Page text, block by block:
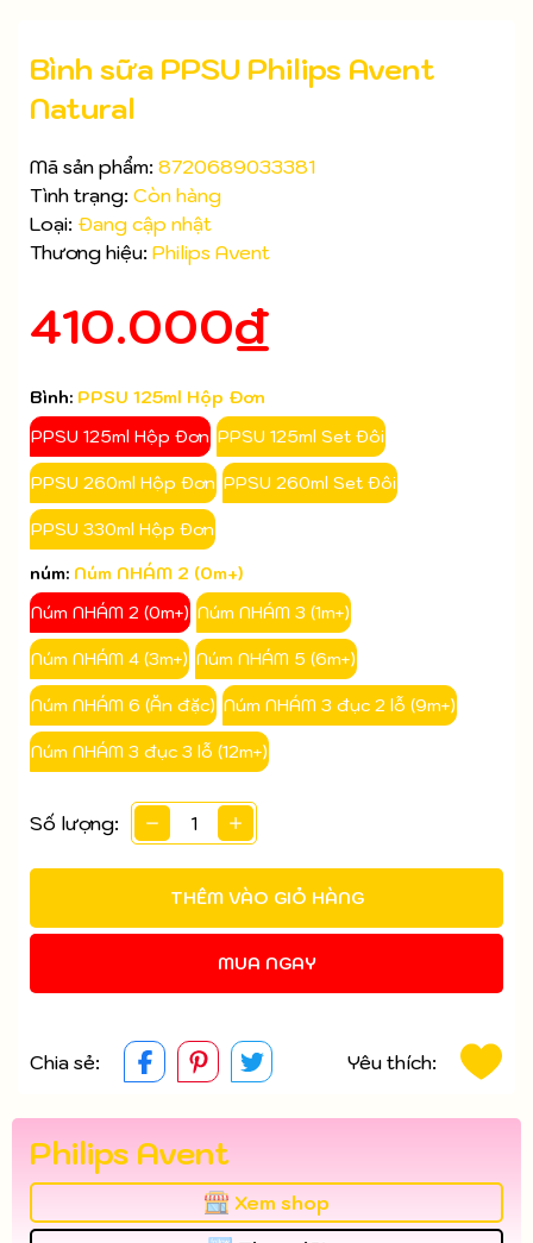
Bình sữa PPSU Philips Avent
Natural
Mã sản phẩm: 8720689033381
Tình trạng: Còn hàng
Loại: Đang cập nhật
Thương hiệu: Philips Avent
410.000₫
Bình: PPSU 125ml Hộp Đơn
PPSU 125ml Hộp Đơn PPSU 125ml Set Đôi
PPSU 260ml Hộp Đơn PPSU 260ml Set Đôi
PPSU 330ml Hộp Đơn
núm: Núm NHÁM 2 (0m+)
Núm NHÁM 2 (0m+) Núm NHÁM 3 (1m+)
Núm NHÁM 4 (3m+) Núm NHÁM 5 (6m+)
Núm NHÁM 6 (Ăn đặc) Núm NHÁM 3 đục 2 lỗ (9m+)
Núm NHÁM 3 đục 3 lỗ (12m+)
Số lượng:
THÊM VÀO GIỎ HÀNG
MUA NGAY
Ngày hết hạn:
Điều kiện:
Chia sẻ: Yêu thích:
Philips Avent
Xem shop